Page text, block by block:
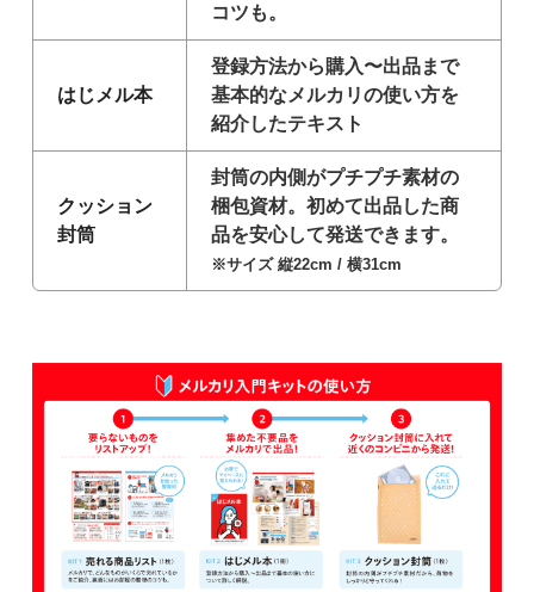
コツも。
はじメル本
登録方法から購入〜出品まで
基本的なメルカリの使い方を
紹介したテキスト
クッション
封筒
封筒の内側がプチプチ素材の
梱包資材。初めて出品した商
品を安心して発送できます。
※サイズ 縦22cm / 横31cm